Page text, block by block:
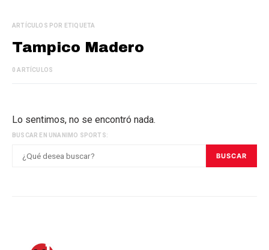
ARTÍCULOS POR ETIQUETA
Tampico Madero
0 ARTÍCULOS
Lo sentimos, no se encontró nada.
BUSCAR EN UNANIMO SPORTS:
BUSCAR